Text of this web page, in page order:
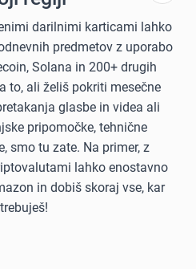
darilnimi karticami lahko
predmetov z uporabo
Solana in 200+ drugih
to, ali želiš pokriti mesečne
glasbe in videa ali
pripomočke, tehnične
smo tu zate. Na primer, z
lahko enostavno
in dobiš skoraj vse, kar